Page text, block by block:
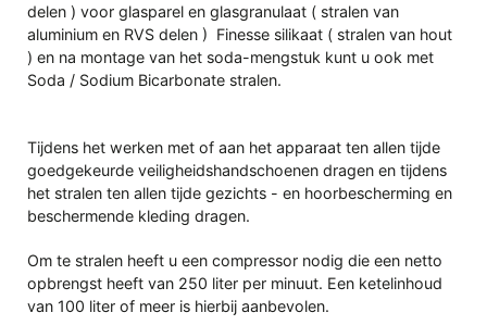
delen ) voor glasparel en glasgranulaat ( stralen van
aluminium en RVS delen ) Finesse silikaat ( stralen van hout
) en na montage van het soda-mengstuk kunt u ook met
Soda / Sodium Bicarbonate stralen.
Tijdens het werken met of aan het apparaat ten allen tijde
goedgekeurde veiligheidshandschoenen dragen en tijdens
het stralen ten allen tijde gezichts - en hoorbescherming en
beschermende kleding dragen.
Om te stralen heeft u een compressor nodig die een netto
opbrengst heeft van 250 liter per minuut. Een ketelinhoud
van 100 liter of meer is hierbij aanbevolen.